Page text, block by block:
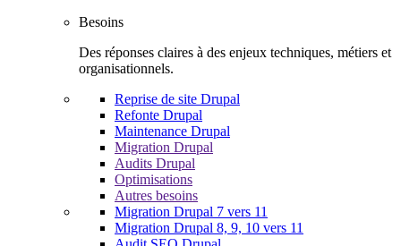
Besoins
Des réponses claires à des enjeux techniques, métiers et
organisationnels.
Reprise de site Drupal
Refonte Drupal
Maintenance Drupal
Migration Drupal
Audits Drupal
Optimisations
Autres besoins
Migration Drupal 7 vers 11
Migration Drupal 8, 9, 10 vers 11